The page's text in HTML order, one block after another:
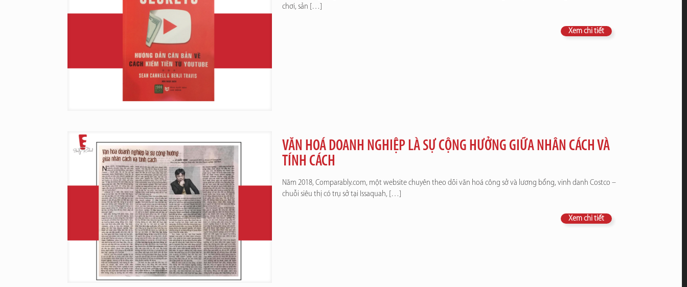
chơi, sản […]
Xem chi tiết
VĂN HOÁ DOANH NGHIỆP LÀ SỰ CỘNG HƯỞNG GIỮA NHÂN CÁCH VÀ
TÍNH CÁCH
Năm 2018, Comparably.com, một website chuyên theo dõi văn hoá công sở và lương bổng, vinh danh Costco –
chuỗi siêu thị có trụ sở tại Issaquah, […]
Xem chi tiết